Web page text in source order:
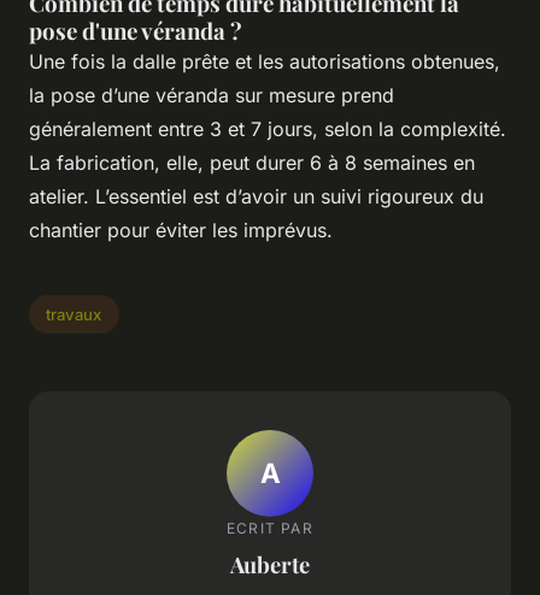
pose d'une véranda ?
Une fois la dalle prête et les autorisations obtenues,
la pose d’une véranda sur mesure prend
généralement entre 3 et 7 jours, selon la complexité.
La fabrication, elle, peut durer 6 à 8 semaines en
atelier. L’essentiel est d’avoir un suivi rigoureux du
chantier pour éviter les imprévus.
travaux
A
ECRIT PAR
Auberte